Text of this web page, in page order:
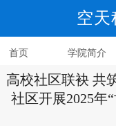
空天
首页 学院简介
人才培养
高校社区联袂 共
社区开展2025年